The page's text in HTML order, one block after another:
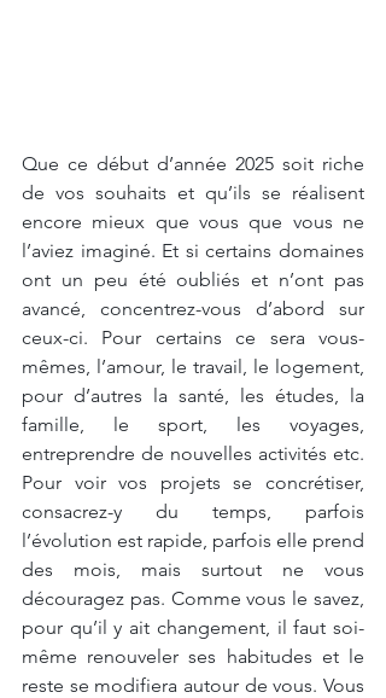
Que ce début d’année 2025 soit riche
de vos souhaits et qu’ils se réalisent
encore mieux que vous que vous ne
l’aviez imaginé. Et si certains domaines
ont un peu été oubliés et n’ont pas
avancé, concentrez-vous d’abord sur
ceux-ci. Pour certains ce sera vous-
mêmes, l’amour, le travail, le logement,
pour d’autres la santé, les études, la
famille, le sport, les voyages,
entreprendre de nouvelles activités etc.
Pour voir vos projets se concrétiser,
consacrez-y du temps, parfois
l’évolution est rapide, parfois elle prend
des mois, mais surtout ne vous
découragez pas. Comme vous le savez,
pour qu’il y ait changement, il faut soi-
même renouveler ses habitudes et le
reste se modifiera autour de vous. Vous